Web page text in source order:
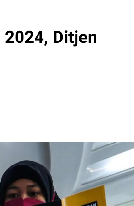
Ditjen